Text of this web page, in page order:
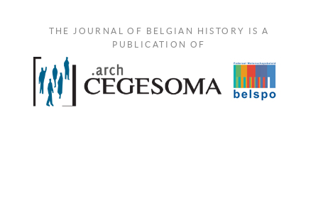
THE JOURNAL OF BELGIAN HISTORY IS A
PUBLICATION OF